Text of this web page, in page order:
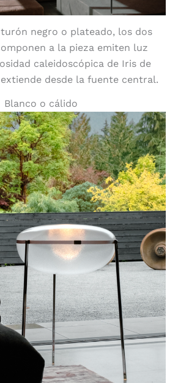
negro o plateado, los dos
a la pieza emiten luz
caleidoscópica de Iris de
extiende desde la fuente central.
Blanco o cálido